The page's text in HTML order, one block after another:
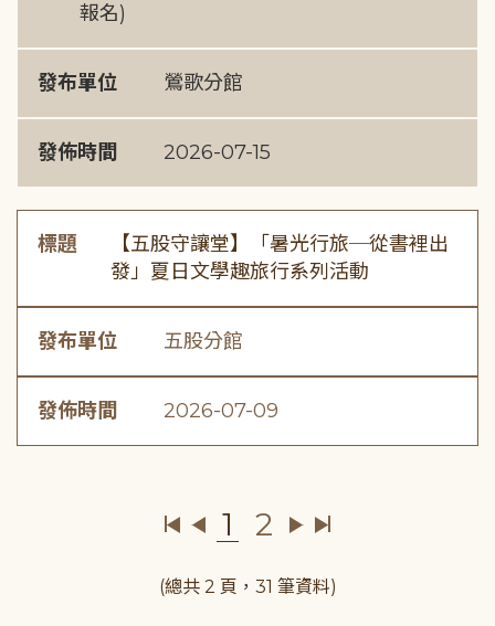
報名)
發布單位 鶯歌分館
發佈時間 2026-07-15
標題
【五股守讓堂】「暑光行旅─從書裡出
發」夏日文學趣旅行系列活動
發布單位 五股分館
發佈時間 2026-07-09
1 2
(總共 2 頁，31 筆資料)